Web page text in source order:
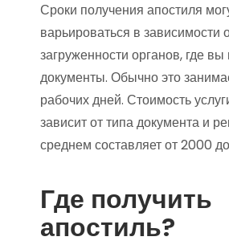
Сроки получения апостиля
варьироваться в зависимости
загруженности органов, где вы
документы. Обычно это
рабочих дней. Стоимость
зависит от типа документа и
среднем составляет от 2000
Где получить
апостиль?